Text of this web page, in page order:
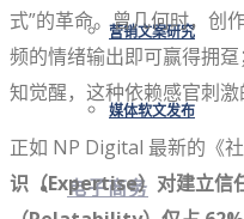
营销文案研究
媒体软文发布
电子商务
式”的革命。曾几何时，创
频的情绪输出即可赢得拥
知觉醒，这种依赖感官刺激
正如 NP Digital 最新的《
识（Expertise）对建立信